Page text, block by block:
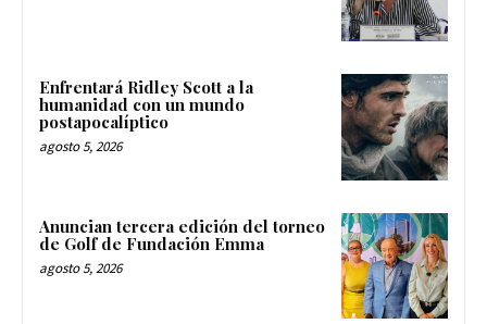
Enfrentará Ridley Scott a la
humanidad con un mundo
postapocalíptico
agosto 5, 2026
Anuncian tercera edición del torneo
de Golf de Fundación Emma
agosto 5, 2026